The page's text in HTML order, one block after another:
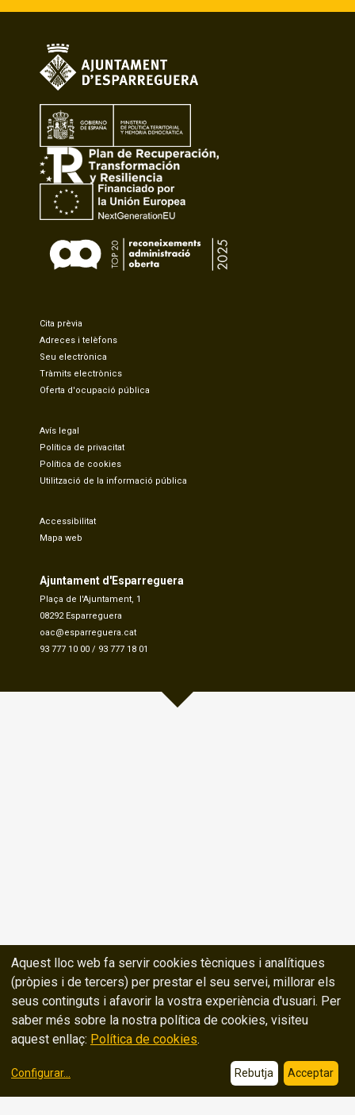
Cita prèvia
Adreces i telèfons
Seu electrònica
Tràmits electrònics
Oferta d'ocupació pública
Avís legal
Política de privacitat
Política de cookies
Utilització de la informació pública
Accessibilitat
Mapa web
Ajuntament d'Esparreguera
Plaça de l'Ajuntament, 1
08292 Esparreguera
oac@esparreguera.cat
93 777 10 00 / 93 777 18 01
Aquest lloc web fa servir cookies tècniques i analítiques
(pròpies i de tercers) per prestar el seu servei, millorar els
seus continguts i afavorir la vostra experiència d'usuari. Per
saber més sobre la nostra política de cookies, visiteu
aquest enllaç: Política de cookies.
Configurar... Rebutja Acceptar